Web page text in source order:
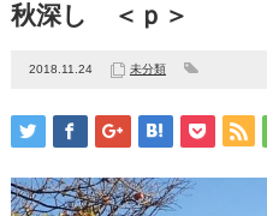
秋深し ＜ｐ＞
2018.11.24 未分類